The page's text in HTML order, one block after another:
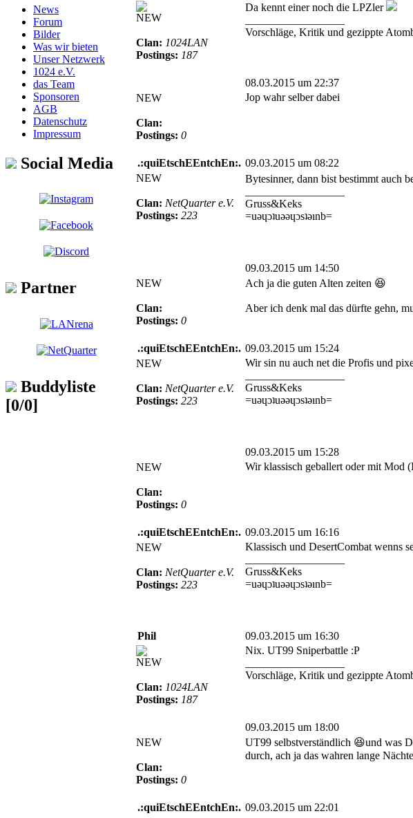
News
Forum
Bilder
Was wir bieten
Unser Netzwerk
1024 e.V.
das Team
Sponsoren
AGB
Datenschutz
Impressum
Social Media
Partner
Buddyliste
[0/0]
NEW
Clan: 1024LAN
Postings: 187
Da kennt einer noch die LPZler
Vorschläge, Kritik und gezippte
08.03.2015 um 22:37
NEW
Clan:
Postings: 0
Jop wahr selber dabei
.:quiEtschEEntchEn:. 09.03.2015 um 08:22
NEW
Clan: NetQuarter e.V.
Postings: 223
Bytesinner, dann bist bestimmt auch
Gruss&Keks
=uǝɥɔʇuǝǝɥɔsʇǝınb=
09.03.2015 um 14:50
NEW
Clan:
Postings: 0
Ach ja die guten Alten zeiten 😆
Aber ich denk mal das dürfte gehn,
.:quiEtschEEntchEn:. 09.03.2015 um 15:24
NEW
Clan: NetQuarter e.V.
Postings: 223
Wir sin nu auch net die Profis und
Gruss&Keks
=uǝɥɔʇuǝǝɥɔsʇǝınb=
09.03.2015 um 15:28
NEW
Clan:
Postings: 0
Wir klassisch geballert oder mit Mod
.:quiEtschEEntchEn:. 09.03.2015 um 16:16
NEW
Clan: NetQuarter e.V.
Postings: 223
Klassisch und DesertCombat wenns
Gruss&Keks
=uǝɥɔʇuǝǝɥɔsʇǝınb=
Phil 09.03.2015 um 16:30
NEW
Clan: 1024LAN
Postings: 187
Nix. UT99 Sniperbattle :P
Vorschläge, Kritik und gezippte
09.03.2015 um 18:00
NEW
Clan:
Postings: 0
UT99 selbstverständlich 😆und was
durch, ach ja das wahren lange
.:quiEtschEEntchEn:. 09.03.2015 um 22:01